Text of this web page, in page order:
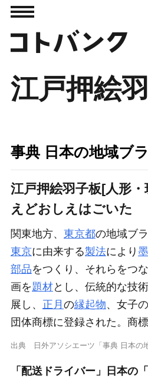
江戸押絵
事典 日本の地域ブ
江戸押絵羽子板[人形・
えどおしえはごいた
関東地方、 東京都の地域ブラ
東京に由来する製法により
部品をつくり、それらをつ
画を題材とし、伝統的な技術
展し、 正月 の縁起物、女子
団体商標に登録された。商
出典 日外アソシエーツ「事典 日本の
「配送ドライバー」日本の